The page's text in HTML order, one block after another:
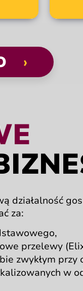
›
otwarta nowa
działalność
za:
przelewy
zwykłym przy
w